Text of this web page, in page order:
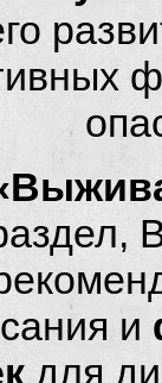
и
для